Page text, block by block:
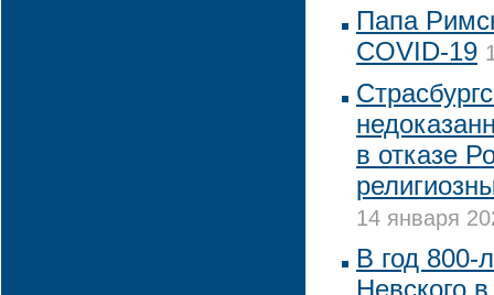
Папа
COVID-19
в отказе
14 января
В год 800-
Невского